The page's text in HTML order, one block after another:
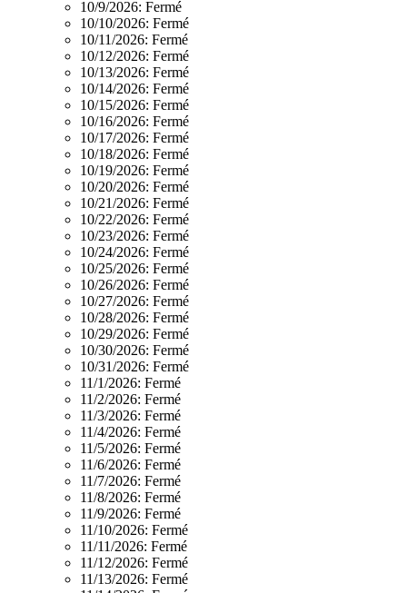
10/9/2026: Fermé
10/10/2026: Fermé
10/11/2026: Fermé
10/12/2026: Fermé
10/13/2026: Fermé
10/14/2026: Fermé
10/15/2026: Fermé
10/16/2026: Fermé
10/17/2026: Fermé
10/18/2026: Fermé
10/19/2026: Fermé
10/20/2026: Fermé
10/21/2026: Fermé
10/22/2026: Fermé
10/23/2026: Fermé
10/24/2026: Fermé
10/25/2026: Fermé
10/26/2026: Fermé
10/27/2026: Fermé
10/28/2026: Fermé
10/29/2026: Fermé
10/30/2026: Fermé
10/31/2026: Fermé
11/1/2026: Fermé
11/2/2026: Fermé
11/3/2026: Fermé
11/4/2026: Fermé
11/5/2026: Fermé
11/6/2026: Fermé
11/7/2026: Fermé
11/8/2026: Fermé
11/9/2026: Fermé
11/10/2026: Fermé
11/11/2026: Fermé
11/12/2026: Fermé
11/13/2026: Fermé